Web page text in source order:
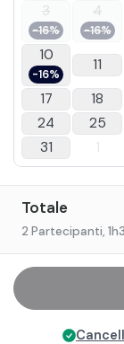
3
-16%
4
-16%
10
-16%
11
17
18
24
25
31
1
Totale
2 Partecipanti,